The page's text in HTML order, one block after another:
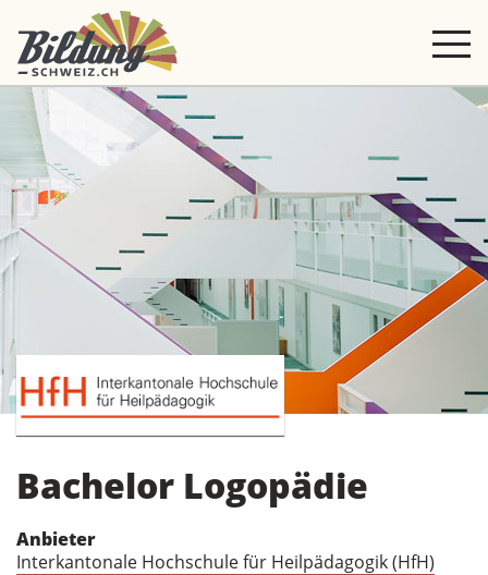
Bachelor Logopädie
Anbieter
Interkantonale Hochschule für Heilpädagogik (HfH)